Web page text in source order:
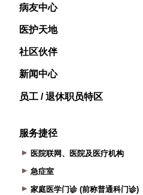
病友中心
医护天地
社区伙伴
新闻中心
员工 / 退休职员特区
服务捷径
医院联网、医院及医疗机构
急症室
家庭医学门诊 (前称普通科门诊)